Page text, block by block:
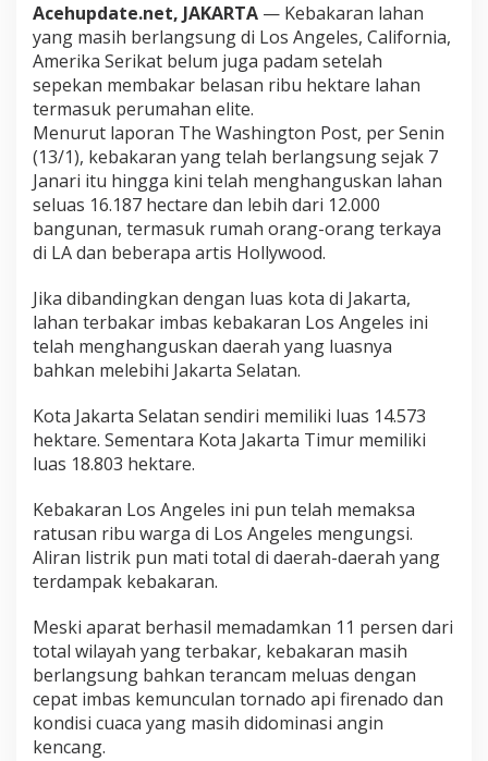
n
g
u
s
k
a
n
a
h
a
n
S
e
u
a
s
a
a
r
t
e
l
a
t
n
Acehupdate.net, JAKARTA — Kebakaran lahan
yang masih berlangsung di Los Angeles, California,
Amerika Serikat belum juga padam setelah
sepekan membakar belasan ribu hektare lahan
termasuk perumahan elite.
Menurut laporan The Washington Post, per Senin
(13/1), kebakaran yang telah berlangsung sejak 7
Janari itu hingga kini telah menghanguskan lahan
seluas 16.187 hectare dan lebih dari 12.000
bangunan, termasuk rumah orang-orang terkaya
di LA dan beberapa artis Hollywood.
Jika dibandingkan dengan luas kota di Jakarta,
lahan terbakar imbas kebakaran Los Angeles ini
telah menghanguskan daerah yang luasnya
bahkan melebihi Jakarta Selatan.
Kota Jakarta Selatan sendiri memiliki luas 14.573
hektare. Sementara Kota Jakarta Timur memiliki
luas 18.803 hektare.
Kebakaran Los Angeles ini pun telah memaksa
ratusan ribu warga di Los Angeles mengungsi.
Aliran listrik pun mati total di daerah-daerah yang
terdampak kebakaran.
Meski aparat berhasil memadamkan 11 persen dari
total wilayah yang terbakar, kebakaran masih
berlangsung bahkan terancam meluas dengan
cepat imbas kemunculan tornado api firenado dan
kondisi cuaca yang masih didominasi angin
kencang.